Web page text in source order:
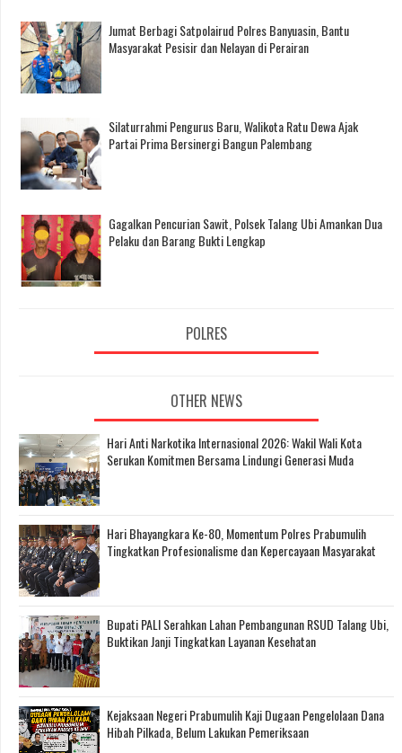
Jumat Berbagi Satpolairud Polres Banyuasin, Bantu
Masyarakat Pesisir dan Nelayan di Perairan
Silaturrahmi Pengurus Baru, Walikota Ratu Dewa Ajak
Partai Prima Bersinergi Bangun Palembang
Gagalkan Pencurian Sawit, Polsek Talang Ubi Amankan Dua
Pelaku dan Barang Bukti Lengkap
POLRES
OTHER NEWS
Hari Anti Narkotika Internasional 2026: Wakil Wali Kota
Serukan Komitmen Bersama Lindungi Generasi Muda
Hari Bhayangkara Ke-80, Momentum Polres Prabumulih
Tingkatkan Profesionalisme dan Kepercayaan Masyarakat
Bupati PALI Serahkan Lahan Pembangunan RSUD Talang Ubi,
Buktikan Janji Tingkatkan Layanan Kesehatan
Kejaksaan Negeri Prabumulih Kaji Dugaan Pengelolaan Dana
Hibah Pilkada, Belum Lakukan Pemeriksaan